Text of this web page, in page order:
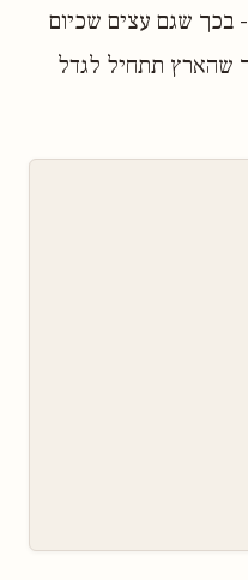
בכך שגם עצים שכיום
שהארץ תתחיל לגדל